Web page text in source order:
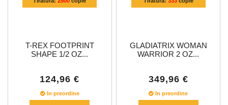
T-REX FOOTPRINT
SHAPE 1/2 OZ...
124,96 €
In preordine
GLADIATRIX WOMAN
WARRIOR 2 OZ...
349,96 €
In preordine